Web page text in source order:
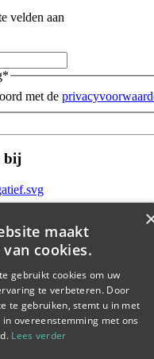
velden aan
*
met de
bij
Beschikbaar Verkocht
Koop Open huis Huur
maakt
cookies.
gebruikt cookies om uw
te verbeteren. Door
te gebruiken, stemt u in met
in overeenstemming met ons
Lees verder